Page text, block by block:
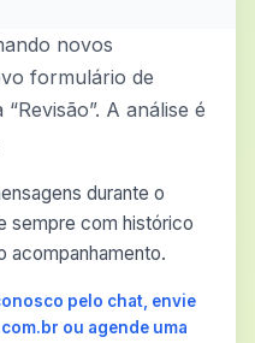
novos
formulário de
A análise é
durante o
sempre com histórico
acompanhamento.
pelo chat, envie
ou agende uma